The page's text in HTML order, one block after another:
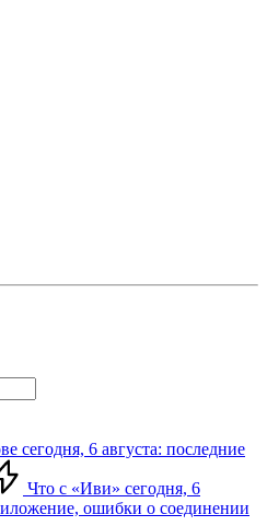
сегодня, 6 августа: последние
Что с «Иви» сегодня, 6
ошибки о соединении